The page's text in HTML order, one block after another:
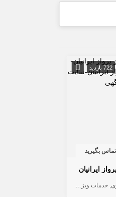
722 بازدید
تماس بگیرید
ایرانیان
خدمات ویزا